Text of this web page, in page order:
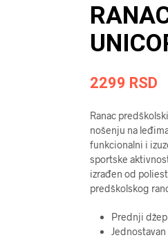
2299 RSD
Ranac
nošenju na
funkcionalni i
sportske
izrađen od
predškolskog
Prednji džep